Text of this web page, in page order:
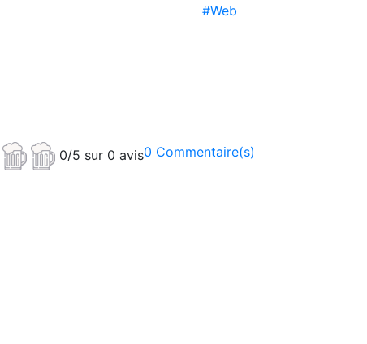
#Web
0 Commentaire(s)
0/5 sur 0 avis